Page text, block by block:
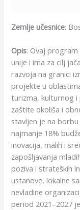
Zemlje učesnice:
Opis: Ovaj
unije i ima za cilj
razvoja na granici
projekte u
turizma, kulturnog i
zaštite okoliša i
stavljen je na
najmanje 18%
inovacija, malih i
zapošljavanja
poziva i strateških
ustanove, lokalne
nevladine
period 2021–2027